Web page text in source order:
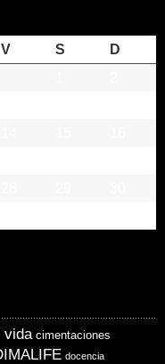
V S
D
vida cimentaciones
docencia